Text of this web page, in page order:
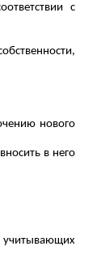
с
нового
в него